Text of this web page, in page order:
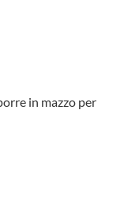
in mazzo per